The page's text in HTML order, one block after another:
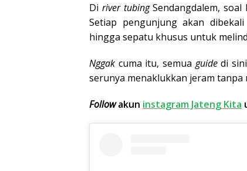
Di river tubingSendangdalem, soal
Setiap pengunjung akan
hingga sepatu khusus untuk
Nggak cuma itu, semua guidedi sini
serunya menaklukkan jeram tanpa
Followakun instagram Jateng Kita